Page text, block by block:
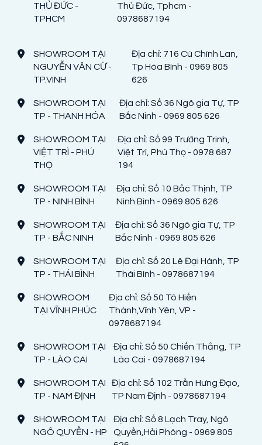
THỦ ĐỨC -
TPHCM
Thủ Đức, Tphcm -
0978687194
SHOWROOM TẠI
NGUYỄN VĂN CỪ -
TP.VINH
Địa chỉ: 716 Cù Chính Lan,
Tp Hòa Bình - 0969 805
626
SHOWROOM TẠI
TP - THANH HÓA
Địa chỉ: Số 36 Ngô gia Tự, TP
Bắc Ninh - 0969 805 626
SHOWROOM TẠI
VIỆT TRÌ - PHÚ
THỌ
Địa chỉ: Số 99 Trường Trinh,
Việt Trì, Phú Thọ - 0978 687
194
SHOWROOM TẠI
TP - NINH BÌNH
Địa chỉ: Số 10 Bắc Thịnh, TP
Ninh Bình - 0969 805 626
SHOWROOM TẠI
TP - BẮC NINH
Địa chỉ: Số 36 Ngô gia Tự, TP
Bắc Ninh - 0969 805 626
SHOWROOM TẠI
TP - THÁI BÌNH
Địa chỉ: Số 20 Lê Đại Hành, TP
Thái Bình - 0978687194
SHOWROOM
TẠI VĨNH PHÚC
Địa chỉ: Số 50 Tô Hiến
Thành,Vĩnh Yên, VP -
0978687194
SHOWROOM TẠI
TP - LÀO CAI
Địa chỉ: Số 50 Chiến Thắng, TP
Lào Cai - 0978687194
SHOWROOM TẠI
TP - NAM ĐỊNH
Địa chỉ: Số 102 Trần Hưng Đạo,
TP Nam Định - 0978687194
SHOWROOM TẠI
NGÔ QUYỀN - HP
Địa chỉ: Số 8 Lạch Tray, Ngô
Quyền,Hải Phòng - 0969 805